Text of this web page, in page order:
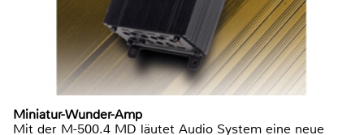
Miniatur-Wunder-Amp
Mit der M-500.4 MD läutet Audio System eine neue